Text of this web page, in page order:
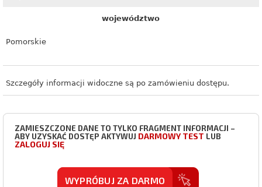
województwo
Pomorskie
Szczegóły informacji widoczne są po zamówieniu dostępu.
ZAMIESZCZONE DANE TO TYLKO FRAGMENT INFORMACJI –
ABY UZYSKAĆ DOSTĘP AKTYWUJ DARMOWY TEST LUB
ZALOGUJ SIĘ
WYPRÓBUJ ZA DARMO